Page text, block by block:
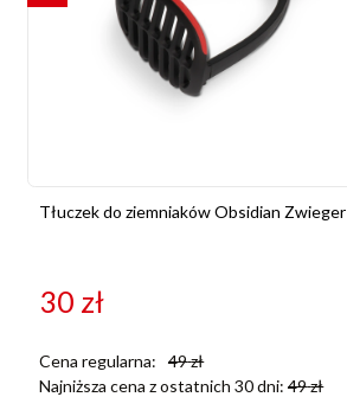
Tłuczek do ziemniaków Obsidian Zwieger
30 zł
Cena regularna: 49zł
Najniższa cena z ostatnich 30 dni:49zł